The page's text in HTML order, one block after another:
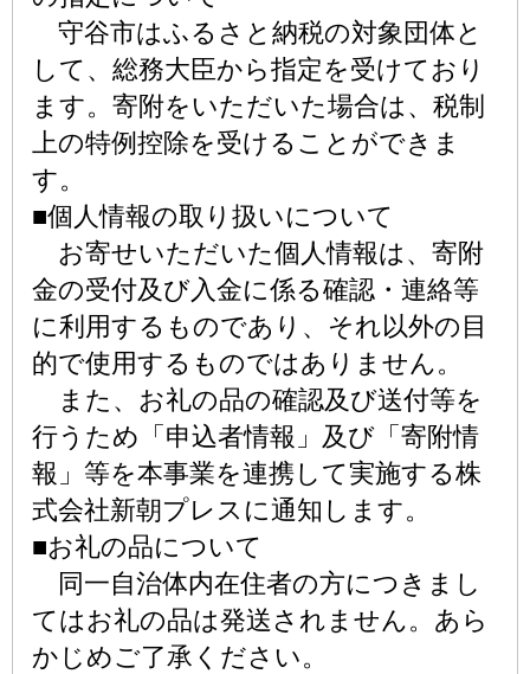
守谷市はふるさと納税の対象団体と
して、総務大臣から指定を受けており
ます。寄附をいただいた場合は、税制
上の特例控除を受けることができま
す。
■個人情報の取り扱いについて
お寄せいただいた個人情報は、寄附
金の受付及び入金に係る確認・連絡等
に利用するものであり、それ以外の目
的で使用するものではありません。
また、お礼の品の確認及び送付等を
行うため「申込者情報」及び「寄附情
報」等を本事業を連携して実施する株
式会社新朝プレスに通知します。
■お礼の品について
同一自治体内在住者の方につきまし
てはお礼の品は発送されません。あら
かじめご了承ください。